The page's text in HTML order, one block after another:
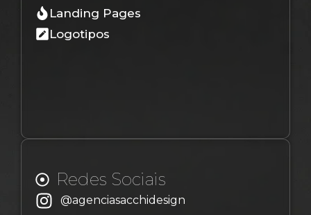
Landing Pages
Logotipos
Redes Sociais
@agenciasacchidesign